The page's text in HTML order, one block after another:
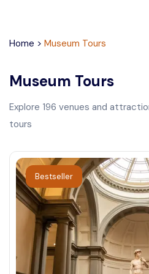
Home > Museum Tours
Museum Tours
Explore 196 venues and
tours
Bestseller